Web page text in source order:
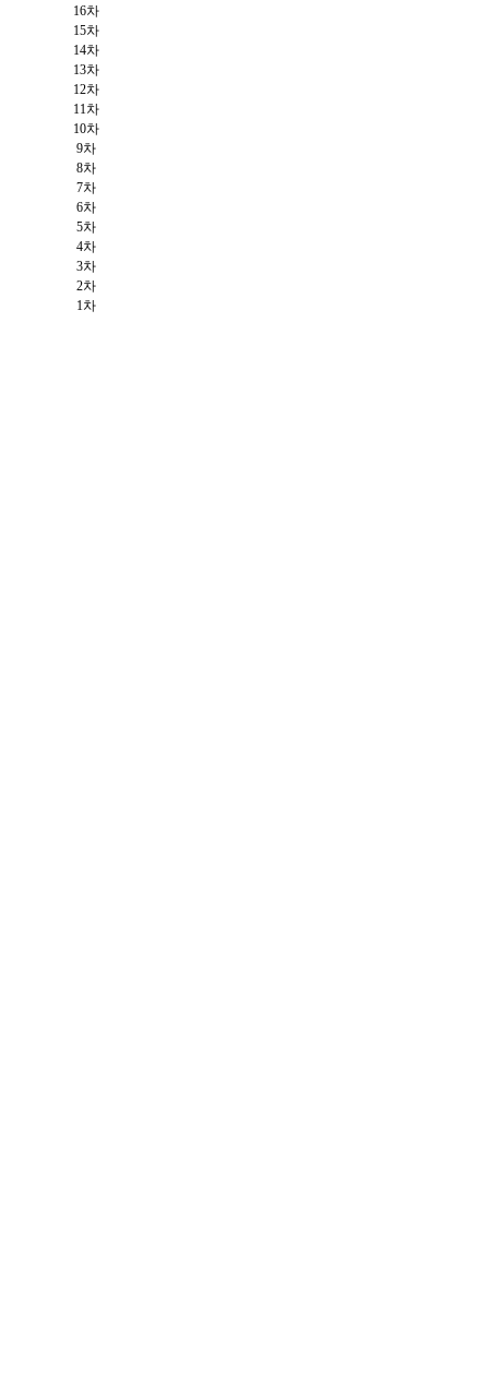
16차
15차
14차
13차
12차
11차
10차
9차
8차
7차
6차
5차
4차
3차
2차
1차